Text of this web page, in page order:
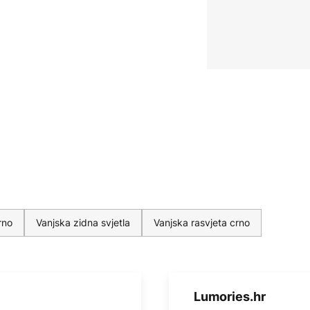
Vanjska zidna svjetla Vanjska rasvjeta crno
Lumories.hr